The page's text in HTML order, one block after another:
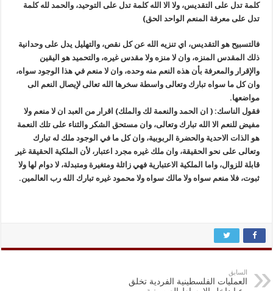
كلمة تدل على التقديس، ولا الا الله كلمة تدل على التوحيد، والحمد لله كلمة
تدل على معرفة المنعم الواحد الحق)
فالتسبيح هو التقديس، اي تنزيه الله عن كل نقص، والتهليل يدل على وحدانية
ذلك المقدس المنزه، وان لا منزه ولا مقدس غيره، والتحميد هو اليقين
والإقرار والمعرفة بأن هذه النعم منه وحده، وان لا منعم في هذا الوجود سواه،
وان كل ما سواه تبارك وتعالى واسطة سخرها الله تعالى لإيصال النعم الى
مواضعها.
فقول الناسك: ( ان الحمد والنعمة لك والملك) اقرار من العبد ان لا منعم ولا
مفيض للنعم الا الله تبارك وتعالى، وان مستحق الشكر والثناء على تلك النعمة
هو الذات الاحدية والحضرة الربوبية، وان كل ما في الوجود ملك له تبارك
وتعالى على نحو الحقيقة، وان ملك غيره مجرد اعتبار، لأن الملكية الحقيقة غير
قابلة للزوال، واما الملكية الاعتبارية فهي زائلة ومتغيرة ومتبدلة، لا دوام لها ولا
ثبوت، فلا منعم سواه ولا مالك سواه ولا محمود غيره تبارك الله رب العالمين.
السابق
العمليات الفلسطينية الفردية تخلق